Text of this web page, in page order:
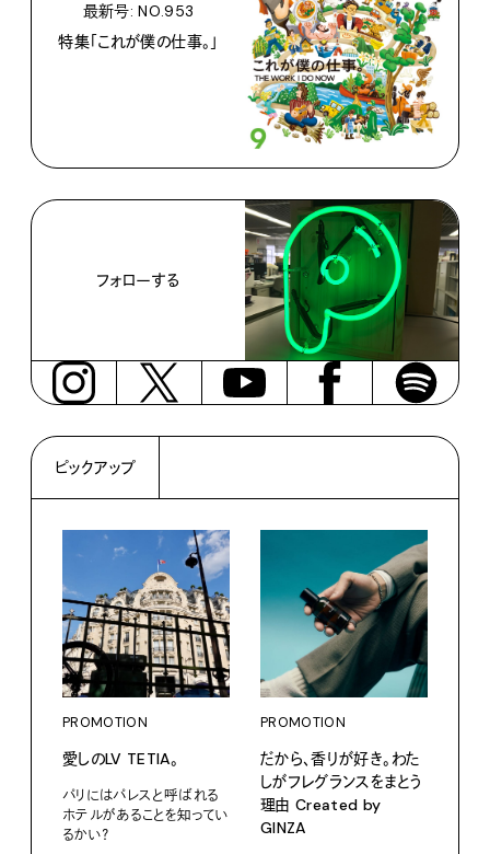
最新号: NO.953
特集「これが僕の仕事。」
フォローする
ピックアップ
PROMOTION
愛しのLV TETIA。
パリにはパレスと呼ばれる
ホテルがあることを知ってい
るかい？
PROMOTION
だから、香りが好き。わた
しがフレグランスをまとう
理由 Created by
GINZA